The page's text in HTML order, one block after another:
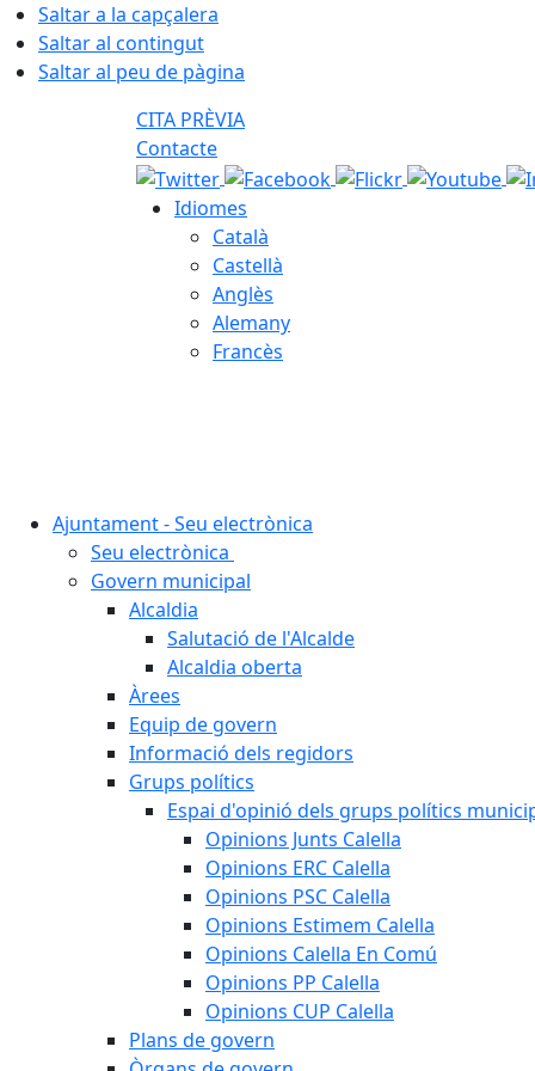
Saltar a la capçalera
Saltar al contingut
Saltar al peu de pàgina
CITA PRÈVIA
Contacte
Idiomes
Català
Castellà
Anglès
Alemany
Francès
Ajuntament - Seu electrònica
Seu electrònica
Govern municipal
Alcaldia
Salutació de l'Alcalde
Alcaldia oberta
Àrees
Equip de govern
Informació dels regidors
Grups polítics
Espai d'opinió dels grups polítics
Opinions Junts Calella
Opinions ERC Calella
Opinions PSC Calella
Opinions Estimem Calella
Opinions Calella En Comú
Opinions PP Calella
Opinions CUP Calella
Plans de govern